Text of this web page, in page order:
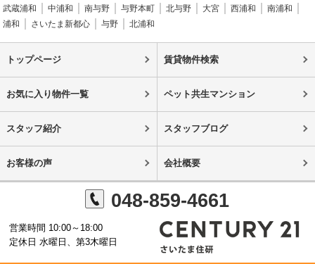
武蔵浦和 中浦和 南与野 与野本町 北与野 大宮 西浦和
南浦和
浦和
さいたま新都心 与野 北浦和
トップページ 賃貸物件検索
お気に入り物件一覧 ペット共生マンション
スタッフ紹介 スタッフブログ
お客様の声 会社概要
048-859-4661
営業時間 10:00～18:00
定休日 水曜日、第3木曜日